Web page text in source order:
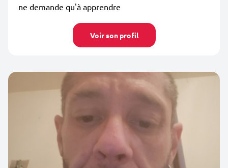
ne demande qu'à apprendre
Voir son profil